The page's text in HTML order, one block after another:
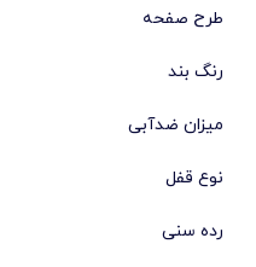
کرست(251)
کوین واچ(236)
فرگامو
طرح صفحه
رنگ بند
میزان ضدآبی
نوع قفل
رده سنی